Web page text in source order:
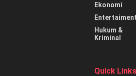
Ekonomi
Entertaiment
Hukum &
Kriminal
Quick Links